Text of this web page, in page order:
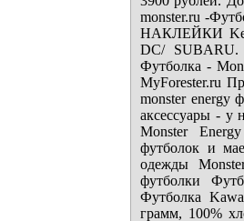
monster.ru -
НАКЛЕЙКИ Ken
DC/
Футболка -
MyForester.ru
monster energy
аксессуары - у
Monster
футболок и
одежды
футболки
Футболка
грамм, 100%